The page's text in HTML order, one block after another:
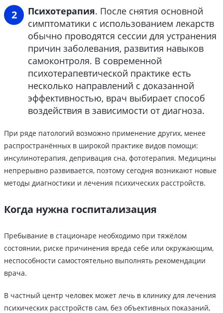
Психотерапия. После снятия основной
симптоматики с использованием лекарств
обычно проводятся сессии для устранения
причин заболевания, развития навыков
самоконтроля. В современной
психотерапевтической практике есть
несколько направлений с доказанной
эффективностью, врач выбирает способ
воздействия в зависимости от диагноза.
При ряде патологий возможно применение других, менее
распространённых в широкой практике видов помощи:
инсулинотерапия, депривация сна, фототерапия. Медицины
непрерывно развивается, поэтому сегодня возникают новые
методы диагностики и лечения психических расстройств.
Когда нужна госпитализация
Пребывание в стационаре необходимо при тяжёлом
состоянии, риске причинения вреда себе или окружающим,
неспособности самостоятельно выполнять рекомендации
врача.
В частный центр человек может лечь в клинику для лечения
психических расстройств сам, без объективных показаний,